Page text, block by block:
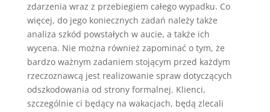
zdarzenia wraz z przebiegiem całego wypadku. Co
więcej, do jego koniecznych zadań należy także
analiza szkód powstałych w aucie, a także ich
wycena. Nie można również zapominać o tym, że
bardzo ważnym zadaniem stojącym przed każdym
rzeczoznawcą jest realizowanie spraw dotyczących
odszkodowania od strony formalnej. Klienci,
szczególnie ci będący na wakacjach, będą zlecali